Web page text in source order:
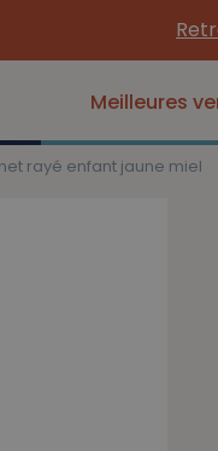
Meilleures
rayé enfant jaune miel